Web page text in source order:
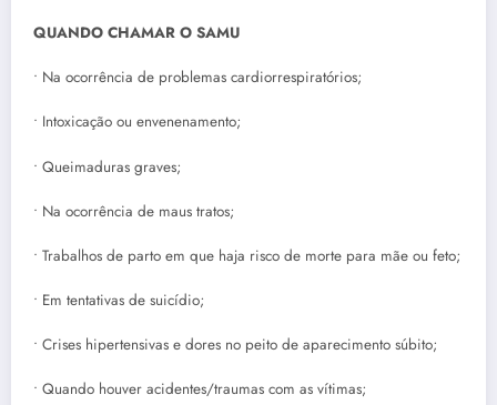
QUANDO CHAMAR O SAMU
• Na ocorrência de problemas cardiorrespiratórios;
• Intoxicação ou envenenamento;
• Queimaduras graves;
• Na ocorrência de maus tratos;
• Trabalhos de parto em que haja risco de morte para mãe ou feto;
• Em tentativas de suicídio;
• Crises hipertensivas e dores no peito de aparecimento súbito;
• Quando houver acidentes/traumas com as vítimas;